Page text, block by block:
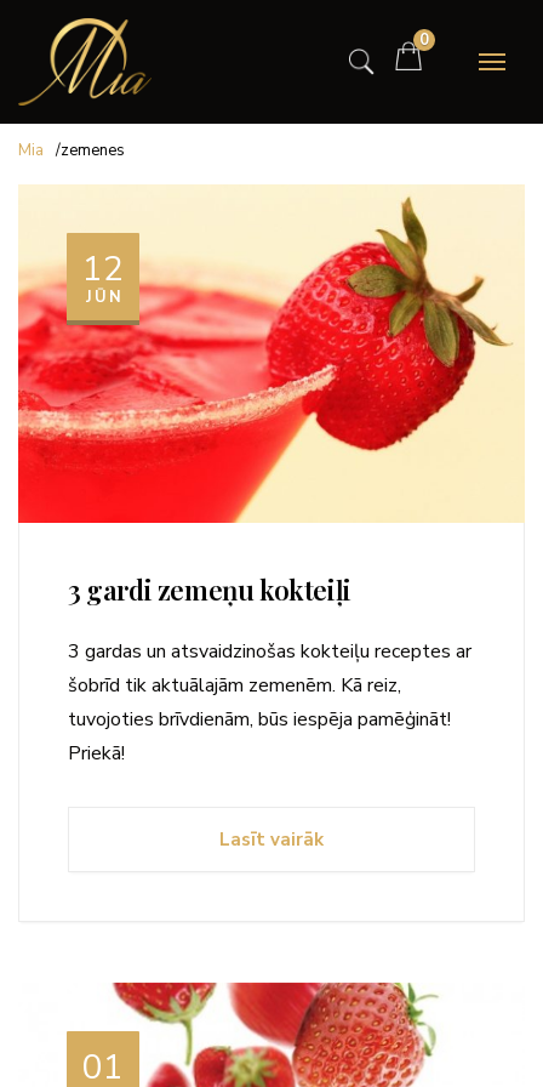
0
Mia /zemenes
12
JŪN
3 gardi zemeņu kokteiļi
3 gardas un atsvaidzinošas kokteiļu receptes ar
šobrīd tik aktuālajām zemenēm. Kā reiz,
tuvojoties brīvdienām, būs iespēja pamēģināt!
Priekā!
Lasīt vairāk
01